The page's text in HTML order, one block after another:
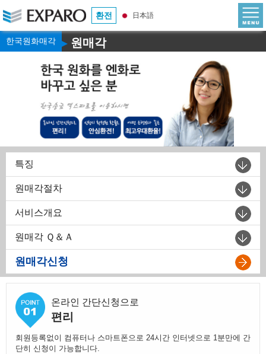
환전 日本語
한국원화매각 ▶원매각
특징
원매각절차
서비스개요
원매각 Ｑ＆Ａ
원매각신청
온라인 간단신청으로
편리
회원등록없이 컴퓨터나 스마트폰으로 24시간 인터넷으로 1분만에 간
단히 신청이 가능합니다.